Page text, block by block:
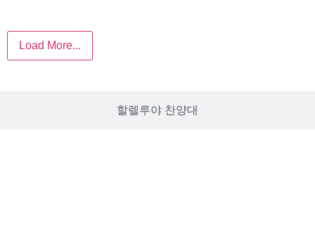
할렐루야 찬양대
Load More...